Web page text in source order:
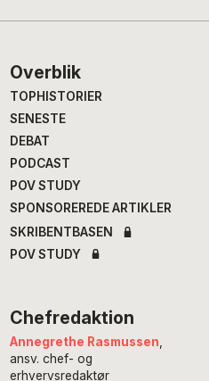
Footer
Overblik
TOPHISTORIER
SENESTE
DEBAT
PODCAST
POV STUDY
SPONSOREREDE ARTIKLER
SKRIBENTBASEN
POV STUDY
Chefredaktion
Annegrethe Rasmussen
ansv. chef- og
erhvervsredaktør